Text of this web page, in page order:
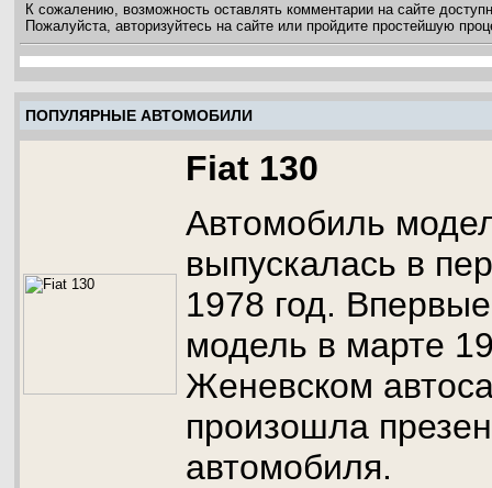
К сожалению, возможность оставлять комментарии на сайте
Пожалуйста, авторизуйтесь на сайте или пройдите простейшую
ПОПУЛЯРНЫЕ АВТОМОБИЛИ
Fiat 130
Автомобиль
выпускалась в
1978 год.
модель в марте
Женевском
произошла
автомобиля.